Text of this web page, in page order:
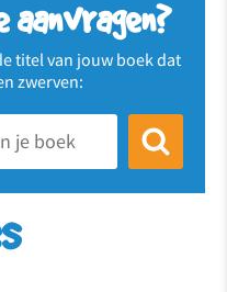
aanvragen?
titel van jouw boek dat
zwerven: